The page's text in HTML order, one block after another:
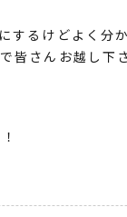
するけどよく分
皆さんお越し下